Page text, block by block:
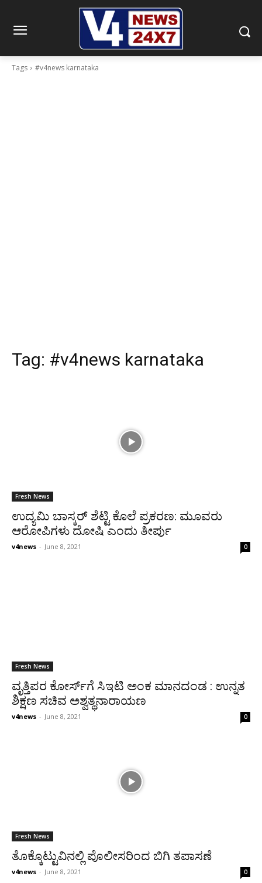
Tags #v4news karnataka
Tag: #v4news karnataka
Fresh News
ಉದ್ಯಮಿ ಬಾಸ್ಕರ್ ಶೆಟ್ಟಿ ಕೊಲೆ ಪ್ರಕರಣ: ಮೂವರು
ಆರೋಪಿಗಳು ದೋಷಿ ಎಂದು ತೀರ್ಪು
v4news - June 8, 2021 0
Fresh News
ವೃತ್ತಿಪರ ಕೋರ್ಸ್‌ಗೆ ಸಿಇಟಿ ಅಂಕ ಮಾನದಂಡ : ಉನ್ನತ
ಶಿಕ್ಷಣ ಸಚಿವ ಅಶ್ವತ್ಥನಾರಾಯಣ
v4news - June 8, 2021 0
Fresh News
ತೊಕ್ಕೊಟ್ಟುವಿನಲ್ಲಿ ಪೊಲೀಸರಿಂದ ಬಿಗಿ ತಪಾಸಣೆ
v4news - June 8, 2021 0